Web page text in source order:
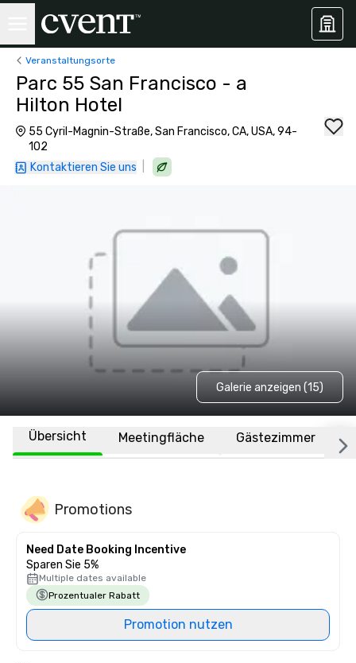
Veranstaltungsorte
Parc 55 San Francisco - a
Hilton Hotel
55 Cyril-Magnin-Straße, San Francisco, CA, USA, 94-
102
Kontaktieren Sie uns
Galerie anzeigen (15)
Übersicht Meetingfläche Gästezimmer
Promotions
Need Date Booking Incentive
Sparen Sie 5%
Multiple dates available
Prozentualer Rabatt
Promotion nutzen